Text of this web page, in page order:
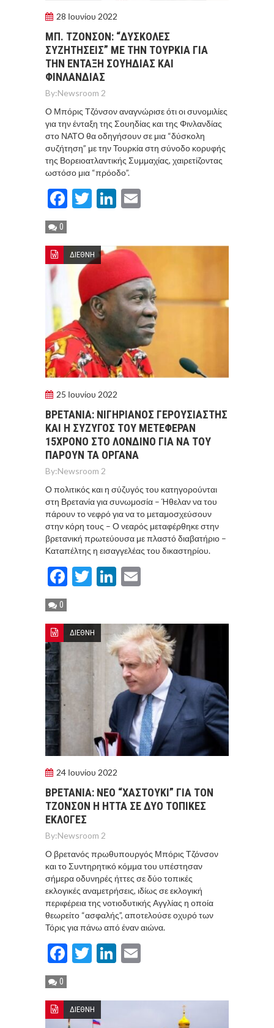
28 Ιουνίου 2022
ΜΠ. ΤΖΟΝΣΟΝ: “ΔΥΣΚΟΛΕΣ
ΣΥΖΗΤΗΣΕΙΣ” ΜΕ ΤΗΝ ΤΟΥΡΚΙΑ ΓΙΑ
ΤΗΝ ΕΝΤΑΞΗ ΣΟΥΗΔΙΑΣ ΚΑΙ
ΦΙΝΛΑΝΔΙΑΣ
By:Newsroom 2
Ο Μπόρις Τζόνσον αναγνώρισε ότι οι συνομιλίες
για την ένταξη της Σουηδίας και της Φινλανδίας
στο ΝΑΤΟ θα οδηγήσουν σε μια “δύσκολη
συζήτηση” με την Τουρκία στη σύνοδο κορυφής
της Βορειοατλαντικής Συμμαχίας, χαιρετίζοντας
ωστόσο μια “πρόοδο”.
Facebook
TwitterLinkedIn
0
ΔΙΕΘΝΗ
25 Ιουνίου 2022
ΒΡΕΤΑΝΙΑ: ΝΙΓΗΡΙΑΝΟΣ ΓΕΡΟΥΣΙΑΣΤΗΣ
ΚΑΙ Η ΣΥΖΥΓΟΣ ΤΟΥ ΜΕΤΕΦΕΡΑΝ
15ΧΡΟΝΟ ΣΤΟ ΛΟΝΔΙΝΟ ΓΙΑ ΝΑ ΤΟΥ
ΠΑΡΟΥΝ ΤΑ ΟΡΓΑΝΑ
By:Newsroom 2
Ο πολιτικός και η σύζυγός του κατηγορούνται
στη Βρετανία για συνωμοσία – Ήθελαν να του
πάρουν το νεφρό για να το μεταμοσχεύσουν
στην κόρη τους – Ο νεαρός μεταφέρθηκε στην
βρετανική πρωτεύουσα με πλαστό διαβατήριο –
Καταπέλτης η εισαγγελέας του δικαστηρίου.
Facebook
TwitterLinkedIn
0
ΔΙΕΘΝΗ
24 Ιουνίου 2022
ΒΡΕΤΑΝΙΑ: ΝΕΟ “ΧΑΣΤΟΥΚΙ” ΓΙΑ ΤΟΝ
ΤΖΟΝΣΟΝ Η ΗΤΤΑ ΣΕ ΔΥΟ ΤΟΠΙΚΕΣ
ΕΚΛΟΓΕΣ
By:Newsroom 2
Ο βρετανός πρωθυπουργός Μπόρις Τζόνσον
και το Συντηρητικό κόμμα του υπέστησαν
σήμερα οδυνηρές ήττες σε δύο τοπικές
εκλογικές αναμετρήσεις, ιδίως σε εκλογική
περιφέρεια της νοτιοδυτικής Αγγλίας η οποία
θεωρείτο “ασφαλής”, αποτελούσε οχυρό των
Τόρις για πάνω από έναν αιώνα.
Facebook
TwitterLinkedIn
0
ΔΙΕΘΝΗ